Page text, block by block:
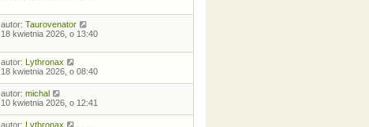
autor: Taurovenator
18 kwietnia 2026, o 13:40
autor: Lythronax
18 kwietnia 2026, o 08:40
autor: michal
10 kwietnia 2026, o 12:41
autor: Lythronax